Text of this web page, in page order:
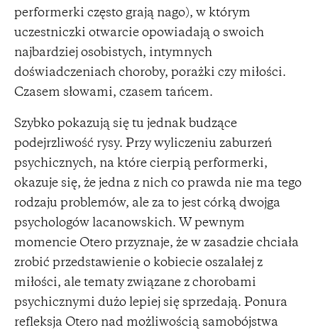
performerki często grają nago), w którym
uczestniczki otwarcie opowiadają o swoich
najbardziej osobistych, intymnych
doświadczeniach choroby, porażki czy miłości.
Czasem słowami, czasem tańcem.
Szybko pokazują się tu jednak budzące
podejrzliwość rysy. Przy wyliczeniu zaburzeń
psychicznych, na które cierpią performerki,
okazuje się, że jedna z nich co prawda nie ma tego
rodzaju problemów, ale za to jest córką dwojga
psychologów lacanowskich. W pewnym
momencie Otero przyznaje, że w zasadzie chciała
zrobić przedstawienie o kobiecie oszalałej z
miłości, ale tematy związane z chorobami
psychicznymi dużo lepiej się sprzedają. Ponura
refleksja Otero nad możliwością samobójstwa